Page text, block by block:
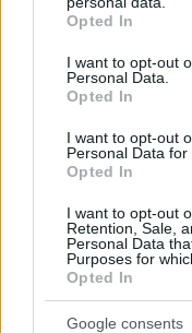
grant or deny
use your data for
consent section.
Opted In
I want to opt-out
Personal Data.
Opted In
I want to opt-out
Personal Data for
Opted In
I want to opt-out
Retention, Sale,
Personal Data
Purposes for
Opted In
Google consents